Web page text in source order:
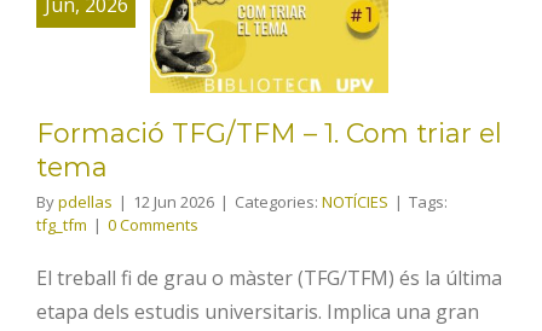
Com triar el
tema
Formació TFG/TFM – 1. Com triar el
tema
Bypdellas | 12 Jun 2026 | Categories: NOTÍCIES | Tags:
tfg_tfm | 0 Comments
El treball fi de grau o màster (TFG/TFM) és la última
etapa dels estudis universitaris. Implica una gran